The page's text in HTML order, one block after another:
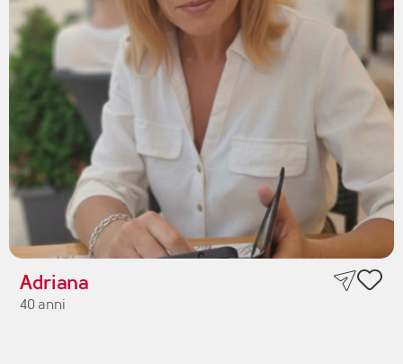
Adriana
40 anni